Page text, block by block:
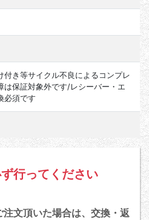
付き等サイクル不良によるコンプレ
は保証対象外です/レシーバー・エ
必須です
行ってください
文頂いた場合は、交換・返